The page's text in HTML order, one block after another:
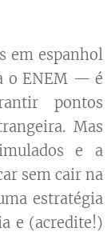
em espanhol
o ENEM — é
pontos
Mas
e a
sem cair na
estratégia
e (acredite!)